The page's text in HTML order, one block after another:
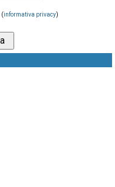
(informativa privacy)